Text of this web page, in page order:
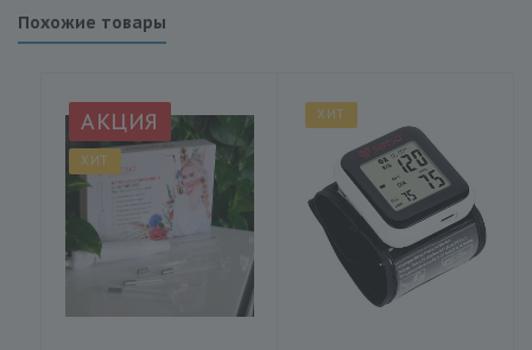
Похожие товары
АКЦИЯ
ХИТ
ХИТ